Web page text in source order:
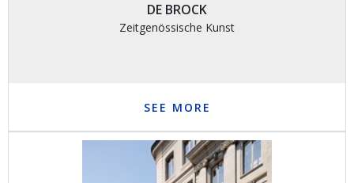
DE BROCK
Zeitgenössische Kunst
SEE MORE